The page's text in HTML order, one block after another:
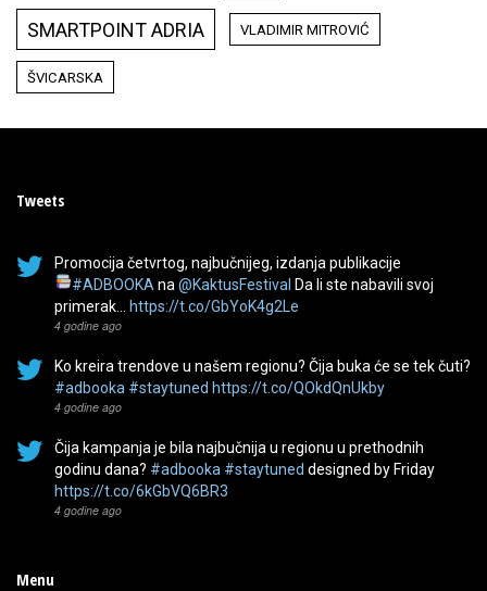
SMARTPOINT ADRIA VLADIMIR MITROVIĆ
ŠVICARSKA
Tweets
Promocija četvrtog, najbučnijeg, izdanja publikacije
#ADBOOKA na @KaktusFestival Da li ste nabavili svoj
primerak…
https://t.co/GbYoK4g2Le
4 godine ago
Ko kreira trendove u našem regionu? Čija buka će se tek čuti?
#adbooka #staytuned https://t.co/QOkdQnUkby
4 godine ago
Čija kampanja je bila najbučnija u regionu u prethodnih
godinu dana? #adbooka #staytuned designed by Friday
https://t.co/6kGbVQ6BR3
4 godine ago
Menu